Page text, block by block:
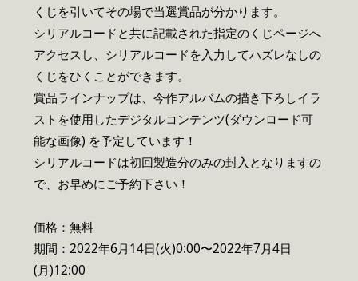
くじを引いてその場で当選賞品が分かります。
シリアルコードと共に記載された指定のくじページへ
アクセスし、シリアルコードを入力してハズレなしの
くじをひくことができます。
賞品ラインナップは、今作アルバムの描き下ろしイラ
ストを使用したデジタルコンテンツ(ダウンロード可
能な画像) を予定しています！
シリアルコードは初回製造分のみの封入となりますの
で、お早めにご予約下さい！
価格：無料
期間：2022年6月14日(火)0:00〜2022年7月4日
(月)12:00